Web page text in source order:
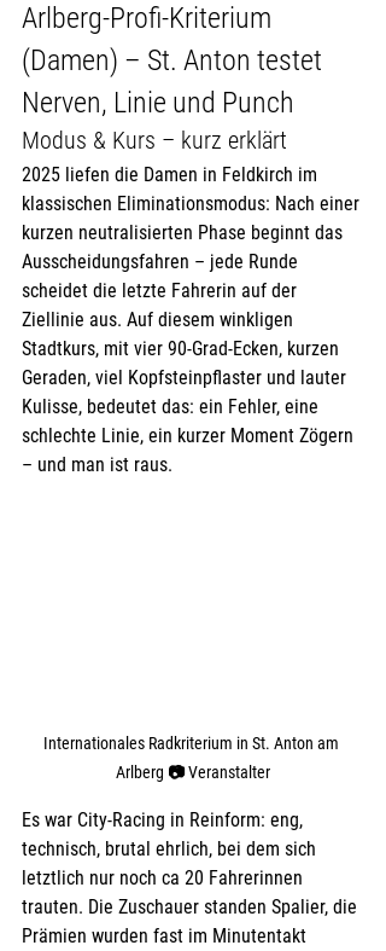
Arlberg-Profi-Kriterium
(Damen) – St. Anton testet
Nerven, Linie und Punch
Modus & Kurs – kurz erklärt
2025 liefen die Damen in Feldkirch im
klassischen Eliminationsmodus: Nach einer
kurzen neutralisierten Phase beginnt das
Ausscheidungsfahren – jede Runde
scheidet die letzte Fahrerin auf der
Ziellinie aus. Auf diesem winkligen
Stadtkurs, mit vier 90-Grad-Ecken, kurzen
Geraden, viel Kopfsteinpflaster und lauter
Kulisse, bedeutet das: ein Fehler, eine
schlechte Linie, ein kurzer Moment Zögern
– und man ist raus.
Internationales Radkriterium in St. Anton am
Arlberg 📷 Veranstalter
Es war City-Racing in Reinform: eng,
technisch, brutal ehrlich, bei dem sich
letztlich nur noch ca 20 Fahrerinnen
trauten. Die Zuschauer standen Spalier, die
Prämien wurden fast im Minutentakt